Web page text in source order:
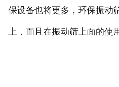
保设备也将更多，环保振动
上，而且在振动筛上面的使用